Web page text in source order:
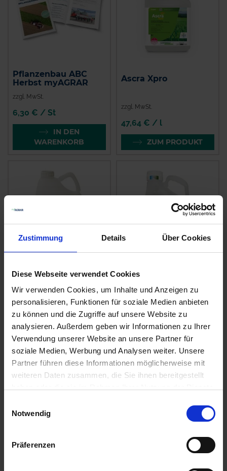
Zustimmung Details Über Cookies
Diese Webseite verwendet Cookies
Wir verwenden Cookies, um Inhalte und Anzeigen zu
personalisieren, Funktionen für soziale Medien anbieten
zu können und die Zugriffe auf unsere Website zu
analysieren. Außerdem geben wir Informationen zu Ihrer
Verwendung unserer Website an unsere Partner für
soziale Medien, Werbung und Analysen weiter. Unsere
Partner führen diese Informationen möglicherweise mit
weiteren Daten zusammen, die Sie ihnen bereitgestellt
Notwendig
Präferenzen
Pflanzenbau ABC
Herbst myAGRAR
zzgl. MwSt.
6,30 € / St
IN DEN
WARENKORB
Ascra Xpro
zzgl. MwSt.
47,64 € / l
ZUM PRODUKT
CCC 720
zzgl. MwSt.
3,68 € / l
ZUM PRODUKT
Input Classic
zzgl. MwSt.
ZUM PRODUKT
Ähnliche Produkte